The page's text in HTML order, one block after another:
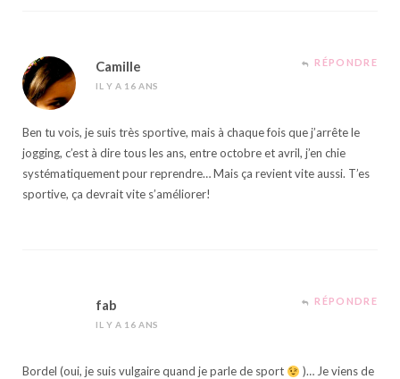
Camille
IL Y A 16 ANS
RÉPONDRE
Ben tu vois, je suis très sportive, mais à chaque fois que j’arrête le
jogging, c’est à dire tous les ans, entre octobre et avril, j’en chie
systématiquement pour reprendre… Mais ça revient vite aussi. T’es
sportive, ça devrait vite s’améliorer!
fab
IL Y A 16 ANS
RÉPONDRE
Bordel (oui, je suis vulgaire quand je parle de sport
)… Je viens de